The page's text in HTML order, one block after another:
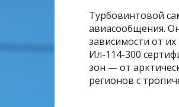
Турбовинтовой
авиасообщения.
зависимости от
Ил-114-300
зон — от
регионов с